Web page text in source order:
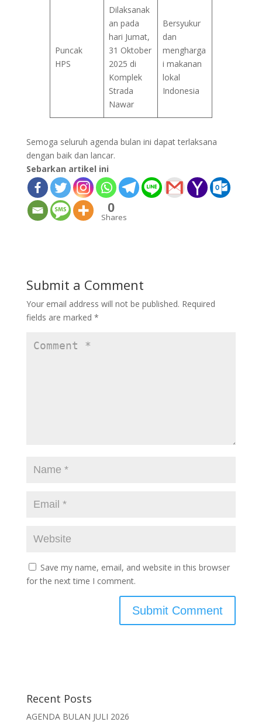
Puncak
HPS
Dilaksanak
an pada
hari Jumat,
31 Oktober
2025 di
Komplek
Strada
Nawar
Bersyukur
dan
mengharga
i makanan
lokal
Indonesia
Semoga seluruh agenda bulan ini dapat terlaksana
dengan baik dan lancar.
Sebarkan artikel ini
0
Shares
Submit a Comment
Your email address will not be published. Required
fields are marked *
Save my name, email, and website in this browser
for the next time I comment.
Recent Posts
AGENDA BULAN JULI 2026